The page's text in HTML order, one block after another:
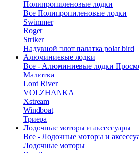
Полипропиленовые лодки
Все Полипропиленовые лодки
Swimmer
Roger
Striker
Надувной плот палатка polar bird
Алюминиевые лодки
Все - Алюминиевые лодки
Малютка
Lord River
VOLZHANKA
Xstream
Windboat
Триера
Лодочные моторы и аксессуары
Все - Лодочные моторы и
Лодочные моторы